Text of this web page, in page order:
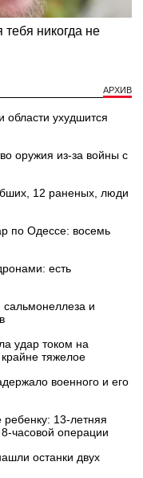
АРХИВ
ухудшится
оружия из-за войны с
12 раненых, люди
по Одессе: восемь
есть
и
удар током на
тяжелое
военного и его
13-летняя
часовой операции
останки двух